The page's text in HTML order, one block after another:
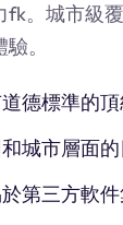
fk。城市級
。
德標準的
城市層面
第三方軟